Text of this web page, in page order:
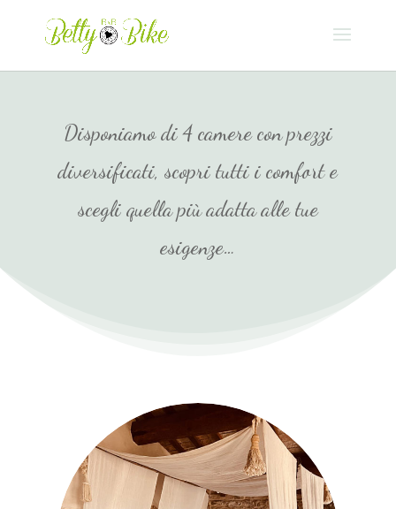
Disponiamo di 4 camere con prezzi
diversificati, scopri tutti i comfort e
scegli quella più adatta alle tue
esigenze…